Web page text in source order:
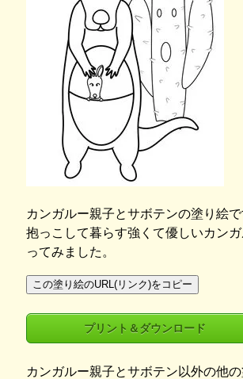
カンガルー親子とサボテンの塗り絵
抱っこして暮らす強くて優しいカン
ってみました。
この塗り絵のURL(リンク)をコピー
プリント＆ダウンロード
カンガルー親子とサボテン以外の他